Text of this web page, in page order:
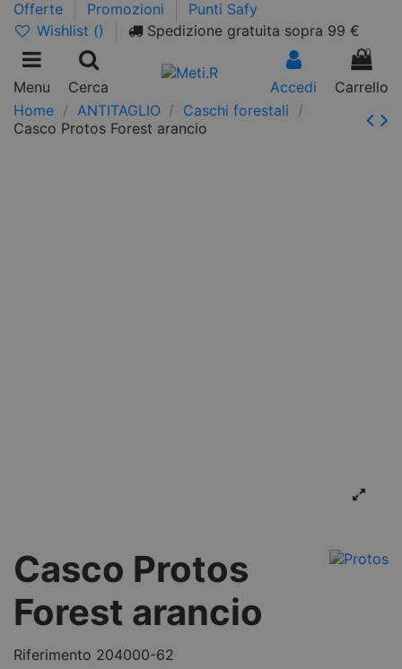
Offerte Promozioni
Punti Safy
Wishlist () Spedizione gratuita sopra 99 €
Menu Cerca Accedi
0
Carrello
Home
ANTITAGLIO
Caschi forestali
Casco Protos Forest arancio
Casco Protos
Forest arancio
Riferimento 204000-62